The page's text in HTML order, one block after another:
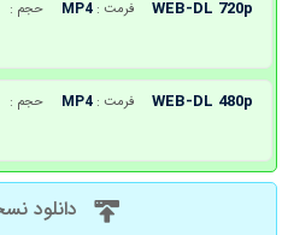
WEB-DL 720p فرمت : MP4 حجم :
WEB-DL 480p فرمت : MP4 حجم :
دانلود